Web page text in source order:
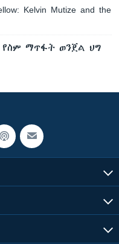
Kelvin Mutize and the
ማጥፋት ወንጀል ህግ